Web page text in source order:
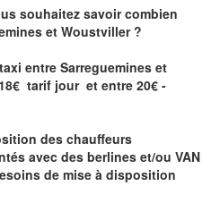
souhaitez savoircombien
et Woustviller ?
entre Sarreguemines et
tarif jour et entre 20€ -
des chauffeurs
avec des berlines et/ou VAN
de mise à disposition